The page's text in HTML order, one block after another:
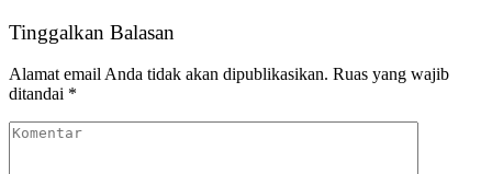
Tinggalkan Balasan
Alamat email Anda tidak akan dipublikasikan. Ruas yang wajib
ditandai *